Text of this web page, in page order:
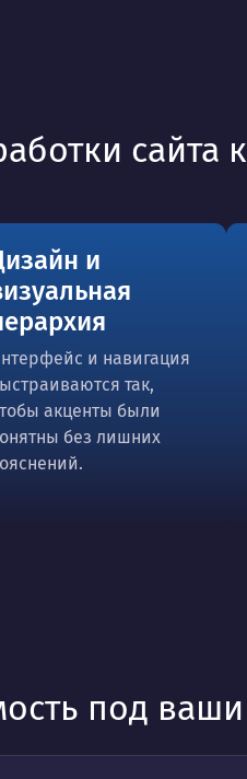
сайта
и
и навигация
так,
акценты были
без лишних
под